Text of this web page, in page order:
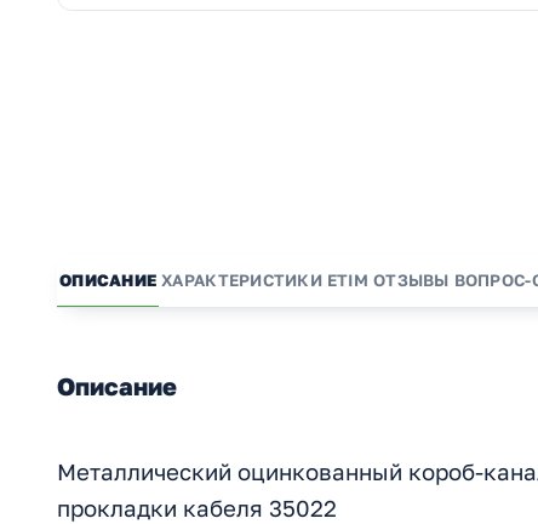
ОПИСАНИЕ ХАРАКТЕРИСТИКИ ETIM ОТЗЫВЫ ВОПРОС-
Описание
Металлический оцинкованный короб-
прокладки кабеля 35022